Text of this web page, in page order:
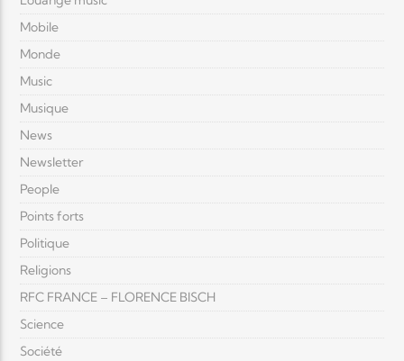
Mobile
Monde
Music
Musique
News
Newsletter
People
Points forts
Politique
Religions
RFC FRANCE – FLORENCE BISCH
Science
Société